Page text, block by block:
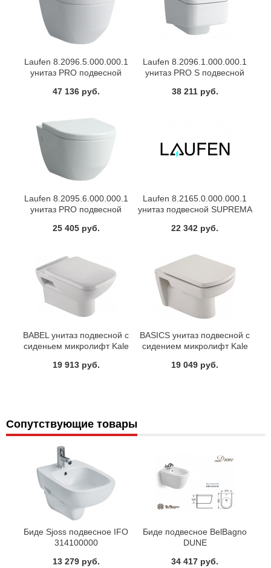
Laufen 8.2096.5.000.000.1
унитаз PRO подвесной
47 136 руб.
Laufen 8.2096.1.000.000.1
унитаз PRO S подвесной
38 211 руб.
Laufen 8.2095.6.000.000.1
унитаз PRO подвесной
25 405 руб.
Laufen 8.2165.0.000.000.1
унитаз подвесной SUPREMA
22 342 руб.
BABEL унитаз подвесной с
сиденьем микролифт Kale
19 913 руб.
BASICS унитаз подвесной с
сидением микролифт Kale
19 049 руб.
Сопутствующие товары
Биде Sjoss подвесное IFO
314100000
13 279 руб.
Биде подвесное BelBagno
DUNE
34 417 руб.